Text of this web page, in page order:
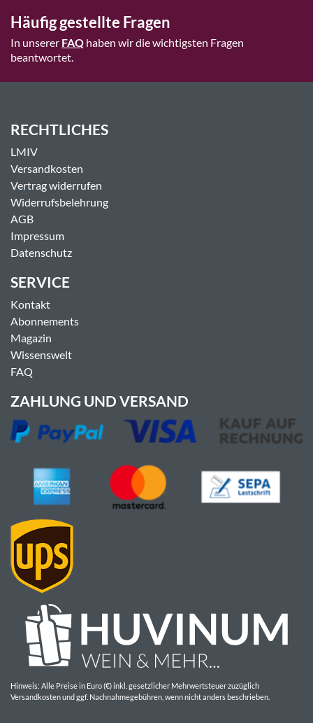
Häufig gestellte Fragen
In unserer FAQ haben wir die wichtigsten Fragen
beantwortet.
RECHTLICHES
LMIV
Versandkosten
Vertrag widerrufen
Widerrufsbelehrung
AGB
Impressum
Datenschutz
SERVICE
Kontakt
Abonnements
Magazin
Wissenswelt
FAQ
ZAHLUNG UND VERSAND
Hinweis: Alle Preise in Euro (€) inkl. gesetzlicher Mehrwertsteuer zuzüglich
Versandkosten und ggf. Nachnahmegebühren, wenn nicht anders beschrieben.